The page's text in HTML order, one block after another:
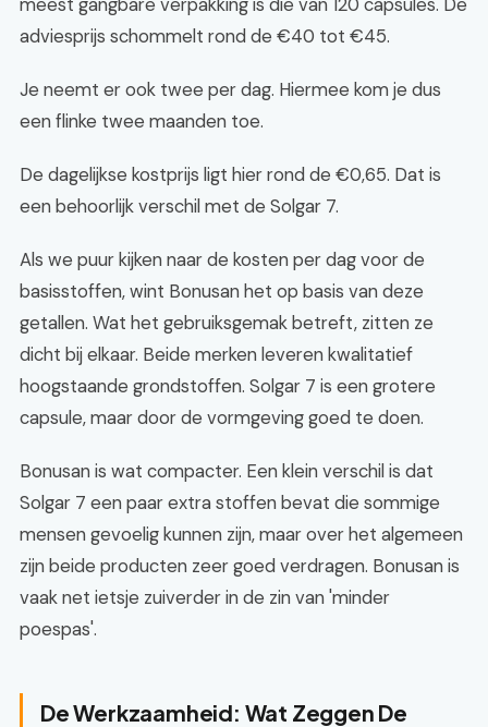
adviesprijs schommelt rond de €40 tot €45.
Je neemt er ook twee per dag. Hiermee kom je dus
een flinke twee maanden toe.
De dagelijkse kostprijs ligt hier rond de €0,65. Dat is
een behoorlijk verschil met de Solgar 7.
Als we puur kijken naar de kosten per dag voor de
basisstoffen, wint Bonusan het op basis van deze
getallen. Wat het gebruiksgemak betreft, zitten ze
dicht bij elkaar. Beide merken leveren kwalitatief
hoogstaande grondstoffen. Solgar 7 is een grotere
capsule, maar door de vormgeving goed te doen.
Bonusan is wat compacter. Een klein verschil is dat
Solgar 7 een paar extra stoffen bevat die sommige
mensen gevoelig kunnen zijn, maar over het algemeen
zijn beide producten zeer goed verdragen. Bonusan is
vaak net ietsje zuiverder in de zin van 'minder
poespas'.
De Werkzaamheid: Wat Zeggen De